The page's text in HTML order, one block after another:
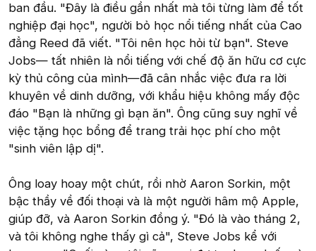
ban đầu. "Đây là điều gần nhất mà tôi từng làm để tốt
nghiệp đại học", người bỏ học nổi tiếng nhất của Cao
đẳng Reed đã viết. "Tôi nên học hỏi từ bạn". Steve
Jobs— tất nhiên là nổi tiếng với chế độ ăn hữu cơ cực
kỳ thủ công của mình—đã cân nhắc việc đưa ra lời
khuyên về dinh dưỡng, với khẩu hiệu không mấy độc
đáo "Bạn là những gì bạn ăn". Ông cũng suy nghĩ về
việc tặng học bổng để trang trải học phí cho một
"sinh viên lập dị".
Ông loay hoay một chút, rồi nhờ Aaron Sorkin, một
bậc thầy về đối thoại và là một người hâm mộ Apple,
giúp đỡ, và Aaron Sorkin đồng ý. "Đó là vào tháng 2,
và tôi không nghe thấy gì cả", Steve Jobs kể với